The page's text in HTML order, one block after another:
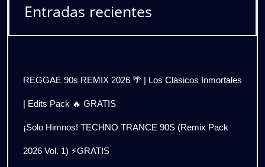
Entradas recientes
REGGAE 90s REMIX 2026 🌴 | Los Clásicos Inmortales
| Edits Pack 🔥 GRATIS
¡Solo Himnos! TECHNO TRANCE 90S (Remix Pack
2026 Vol. 1) ⚡GRATIS